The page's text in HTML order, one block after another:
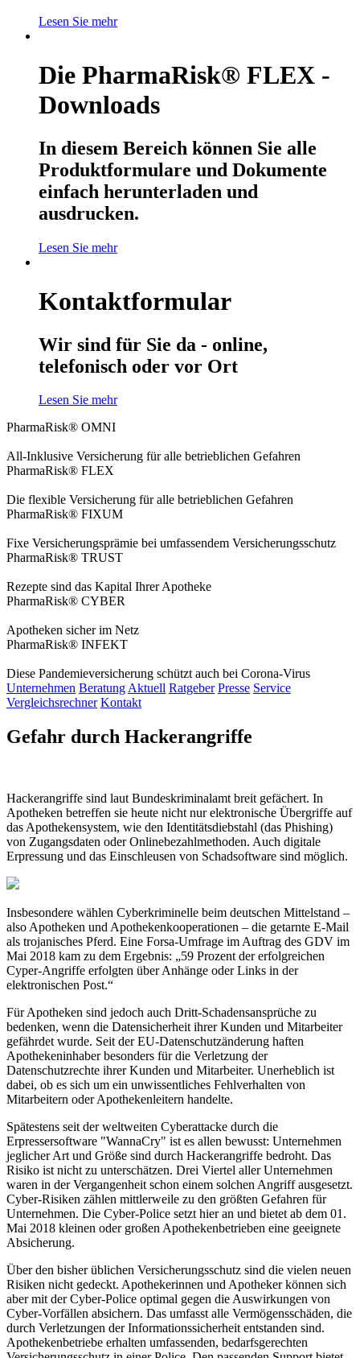
Lesen Sie mehr
Die PharmaRisk® FLEX -
Downloads
In diesem Bereich können Sie alle
Produktformulare und Dokumente
einfach herunterladen und
ausdrucken.
Lesen Sie mehr
Kontaktformular
Wir sind für Sie da - online,
telefonisch oder vor Ort
Lesen Sie mehr
PharmaRisk® OMNI
All-Inklusive Versicherung für alle betrieblichen Gefahren
PharmaRisk® FLEX
Die flexible Versicherung für alle betrieblichen Gefahren
PharmaRisk® FIXUM
Fixe Versicherungsprämie bei umfassendem Versicherungsschutz
PharmaRisk® TRUST
Rezepte sind das Kapital Ihrer Apotheke
PharmaRisk® CYBER
Apotheken sicher im Netz
PharmaRisk® INFEKT
Diese Pandemieversicherung schützt auch bei Corona-Virus
Unternehmen BeratungAktuell Ratgeber Presse Service
Vergleichsrechner Kontakt
Gefahr durch Hackerangriffe
Hackerangriffe sind laut Bundeskriminalamt breit gefächert. In
Apotheken betreffen sie heute nicht nur elektronische Übergriffe auf
das Apothekensystem, wie den Identitätsdiebstahl (das Phishing)
von Zugangsdaten oder Onlinebezahlmethoden. Auch digitale
Erpressung und das Einschleusen von Schadsoftware sind möglich.
Insbesondere wählen Cyberkriminelle beim deutschen Mittelstand –
also Apotheken und Apothekenkooperationen – die getarnte E-Mail
als trojanisches Pferd. Eine Forsa-Umfrage im Auftrag des GDV im
Mai 2018 kam zu dem Ergebnis: „59 Prozent der erfolgreichen
Cyper-Angriffe erfolgten über Anhänge oder Links in der
elektronischen Post.“
Für Apotheken sind jedoch auch Dritt-Schadensansprüche zu
bedenken, wenn die Datensicherheit ihrer Kunden und Mitarbeiter
gefährdet wurde. Seit der EU-Datenschutzänderung haften
Apothekeninhaber besonders für die Verletzung der
Datenschutzrechte ihrer Kunden und Mitarbeiter. Unerheblich ist
dabei, ob es sich um ein unwissentliches Fehlverhalten von
Mitarbeitern oder Apothekenleitern handelte.
Spätestens seit der weltweiten Cyberattacke durch die
Erpressersoftware "WannaCry" ist es allen bewusst: Unternehmen
jeglicher Art und Größe sind durch Hackerangriffe bedroht. Das
Risiko ist nicht zu unterschätzen. Drei Viertel aller Unternehmen
waren in der Vergangenheit schon einem solchen Angriff ausgesetzt.
Cyber-Risiken zählen mittlerweile zu den größten Gefahren für
Unternehmen. Die Cyber-Police setzt hier an und bietet ab dem 01.
Mai 2018 kleinen oder großen Apothekenbetrieben eine geeignete
Absicherung.
Über den bisher üblichen Versicherungsschutz sind die vielen neuen
Risiken nicht gedeckt. Apothekerinnen und Apotheker können sich
aber mit der Cyber-Police optimal gegen die Auswirkungen von
Cyber-Vorfällen absichern. Das umfasst alle Vermögensschäden, die
durch Verletzungen der Informationssicherheit entstanden sind.
Apothekenbetriebe erhalten umfassenden, bedarfsgerechten